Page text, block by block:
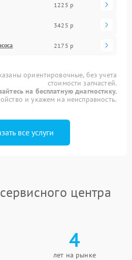
1225 р
3425 р
2175 р
ориентировочные, без учета
стоимости запчастей.
на бесплатную диагностику.
и укажем на неисправность.
все услуги
центра
4
лет на рынке